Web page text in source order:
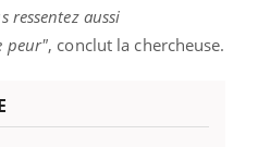
ressentez aussi
peur", conclut la chercheuse.